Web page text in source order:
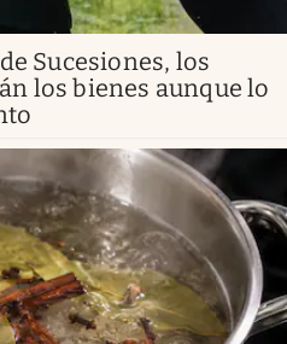
Sucesiones, los
los bienes aunque lo